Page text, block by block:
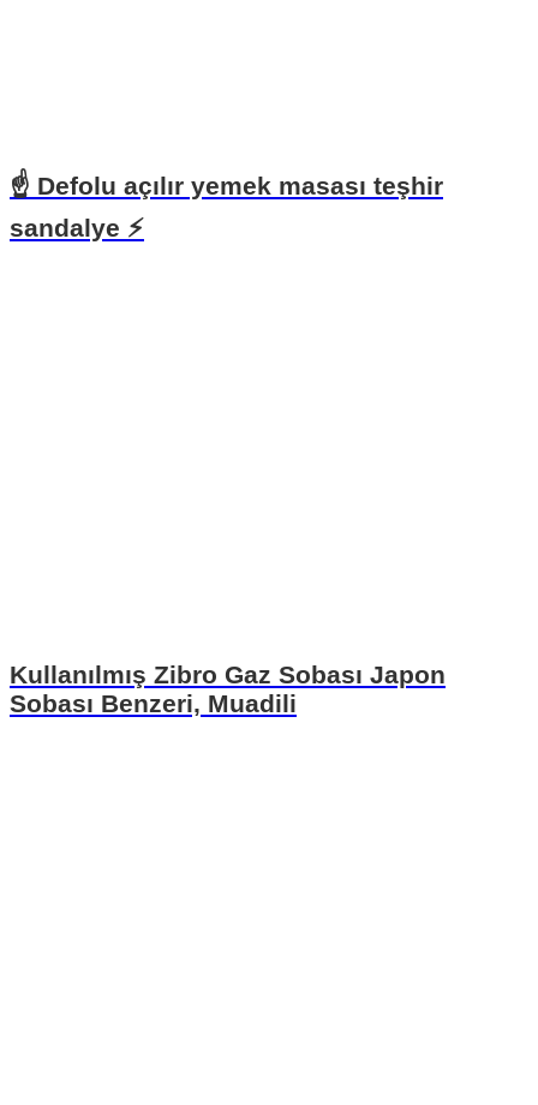
☝ Defolu açılır yemek masası teşhir
sandalye ⚡️
Kullanılmış Zibro Gaz Sobası Japon
Sobası Benzeri, Muadili